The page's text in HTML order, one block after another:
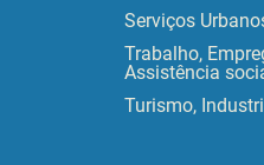
Serviços
Trabalho,
Assistência
Turismo,